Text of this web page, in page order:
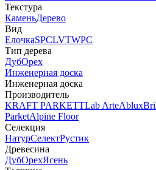
Текстура
КаменьДерево
Вид
ЕлочкаSPCLVTWPC
Тип дерева
ДубОрех
Инженерная доска
Инженерная доска
Производитель
KRAFT PARKETTLab ArteAblux
ParketAlpine Floor
Селекция
НатурСелектРустик
Древесина
ДубОрехЯсень